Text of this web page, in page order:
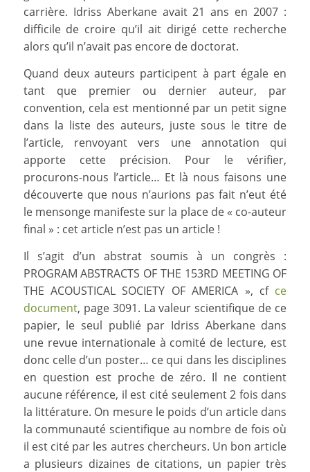
carrière. Idriss Aberkane avait 21 ans en 2007 :
difficile de croire qu’il ait dirigé cette recherche
alors qu’il n’avait pas encore de doctorat.
Quand deux auteurs participent à part égale en
tant que premier ou dernier auteur, par
convention, cela est mentionné par un petit signe
dans la liste des auteurs, juste sous le titre de
l’article, renvoyant vers une annotation qui
apporte cette précision. Pour le vérifier,
procurons-nous l’article… Et là nous faisons une
découverte que nous n’aurions pas fait n’eut été
le mensonge manifeste sur la place de « co-auteur
final » : cet article n’est pas un article !
Il s’agit d’un abstrat soumis à un congrès :
PROGRAM ABSTRACTS OF THE 153RD MEETING OF
THE ACOUSTICAL SOCIETY OF AMERICA », cf ce
document, page 3091. La valeur scientifique de ce
papier, le seul publié par Idriss Aberkane dans
une revue internationale à comité de lecture, est
donc celle d’un poster… ce qui dans les disciplines
en question est proche de zéro. Il ne contient
aucune référence, il est cité seulement 2 fois dans
la littérature. On mesure le poids d’un article dans
la communauté scientifique au nombre de fois où
il est cité par les autres chercheurs. Un bon article
a plusieurs dizaines de citations, un papier très